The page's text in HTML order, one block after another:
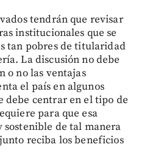
tendrán que revisar
institucionales que se
tan pobres de titularidad
La discusión no debe
o no las ventajas
el país en algunos
debe centrar en el tipo de
para que esa
sostenible de tal manera
reciba los beneficios